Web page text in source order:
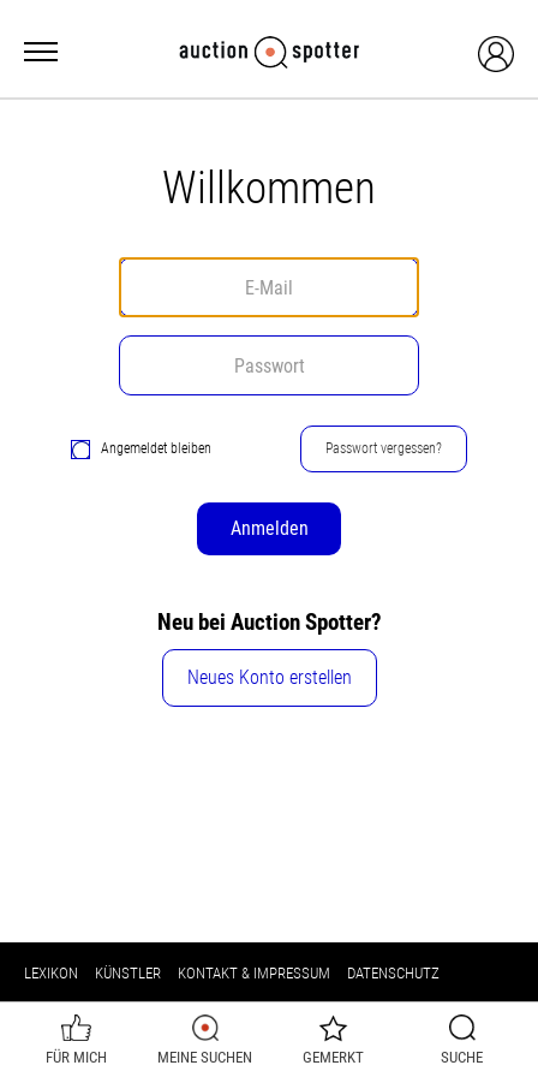
Willkommen
Angemeldet bleiben Passwort vergessen?
Anmelden
Neu bei Auction Spotter?
Neues Konto erstellen
LEXIKON KÜNSTLER KONTAKT & IMPRESSUM DATENSCHUTZ
FÜR MICH MEINE SUCHEN GEMERKT SUCHE